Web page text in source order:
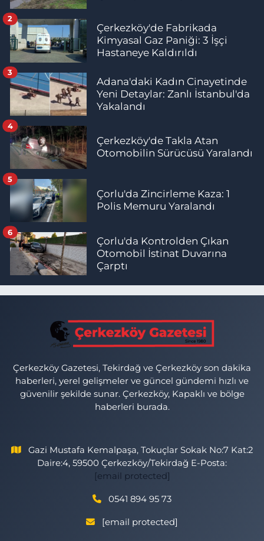
Çerkezköy'de Fabrikada
Kimyasal Gaz Paniği: 3 İşçi
Hastaneye Kaldırıldı
2
Adana'daki Kadın Cinayetinde
Yeni Detaylar: Zanlı İstanbul'da
Yakalandı
3
Çerkezköy'de Takla Atan
Otomobilin Sürücüsü Yaralandı
4
Çorlu'da Zincirleme Kaza: 1
Polis Memuru Yaralandı
5
Çorlu'da Kontrolden Çıkan
Otomobil İstinat Duvarına
Çarptı
6
Çerkezköy Gazetesi, Tekirdağ ve Çerkezköy son dakika
haberleri, yerel gelişmeler ve güncel gündemi hızlı ve
güvenilir şekilde sunar. Çerkezköy, Kapaklı ve bölge
haberleri burada.
Gazi Mustafa Kemalpaşa, Tokuçlar Sokak No:7 Kat:2
Daire:4, 59500 Çerkezköy/Tekirdağ E-Posta:
[email protected]
0541 894 95 73
[email protected]